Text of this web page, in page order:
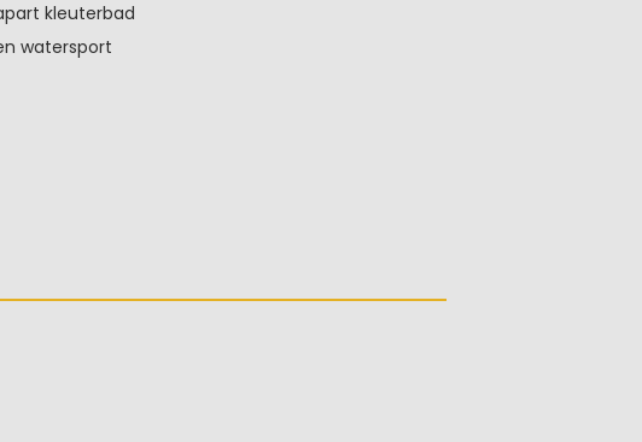
kleuterbad
watersport